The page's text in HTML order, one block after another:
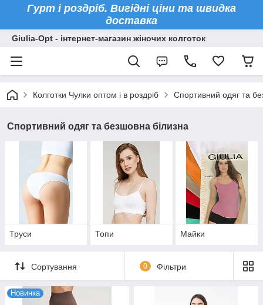
Гурт і роздріб. Вигідні ціни та швидка
доставка
Giulia-Opt - інтернет-магазин жіночих колготок
Колготки Чулки оптом і в роздріб Спортивний одяг та
Спортивний одяг та безшовна білизна
Труси Топи Майки
Сортування 0 Фільтри
Новинка